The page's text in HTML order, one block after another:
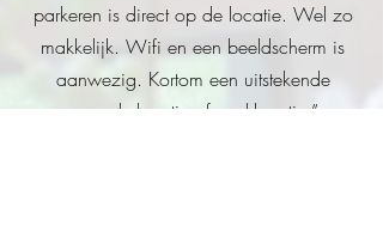
parkeren is direct op de locatie. Wel zo
makkelijk. Wifi en een beeldscherm is
aanwezig. Kortom een uitstekende
vergaderlocatie of werklocatie.”